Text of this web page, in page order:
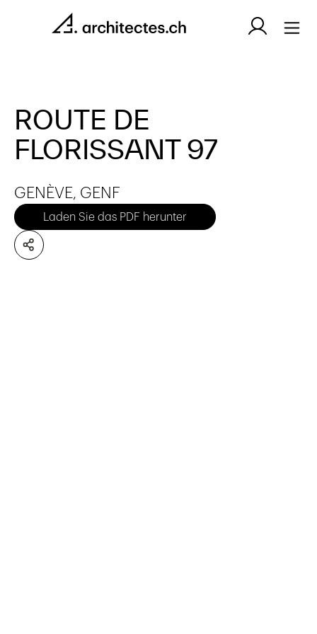
ROUTE DE
FLORISSANT 97
GENÈVE, GENF
Laden Sie das PDF herunter